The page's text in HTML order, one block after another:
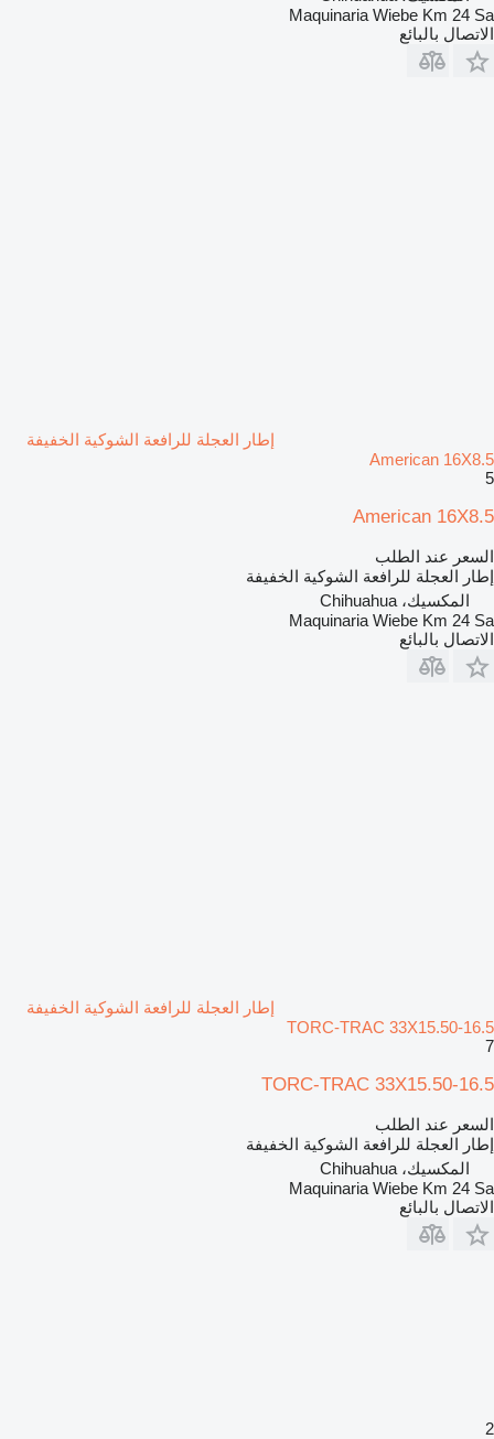
Maquinaria Wiebe Km 24 Sa
الاتصال بالبائع
إطار العجلة للرافعة الشوكية الخفيفة
American 16X8.5
5
American 16X8.5
السعر عند الطلب
إطار العجلة للرافعة الشوكية الخفيفة
المكسيك، Chihuahua
Maquinaria Wiebe Km 24 Sa
الاتصال بالبائع
إطار العجلة للرافعة الشوكية الخفيفة
TORC-TRAC 33X15.50-16.5
7
TORC-TRAC 33X15.50-16.5
السعر عند الطلب
إطار العجلة للرافعة الشوكية الخفيفة
المكسيك، Chihuahua
Maquinaria Wiebe Km 24 Sa
الاتصال بالبائع
2